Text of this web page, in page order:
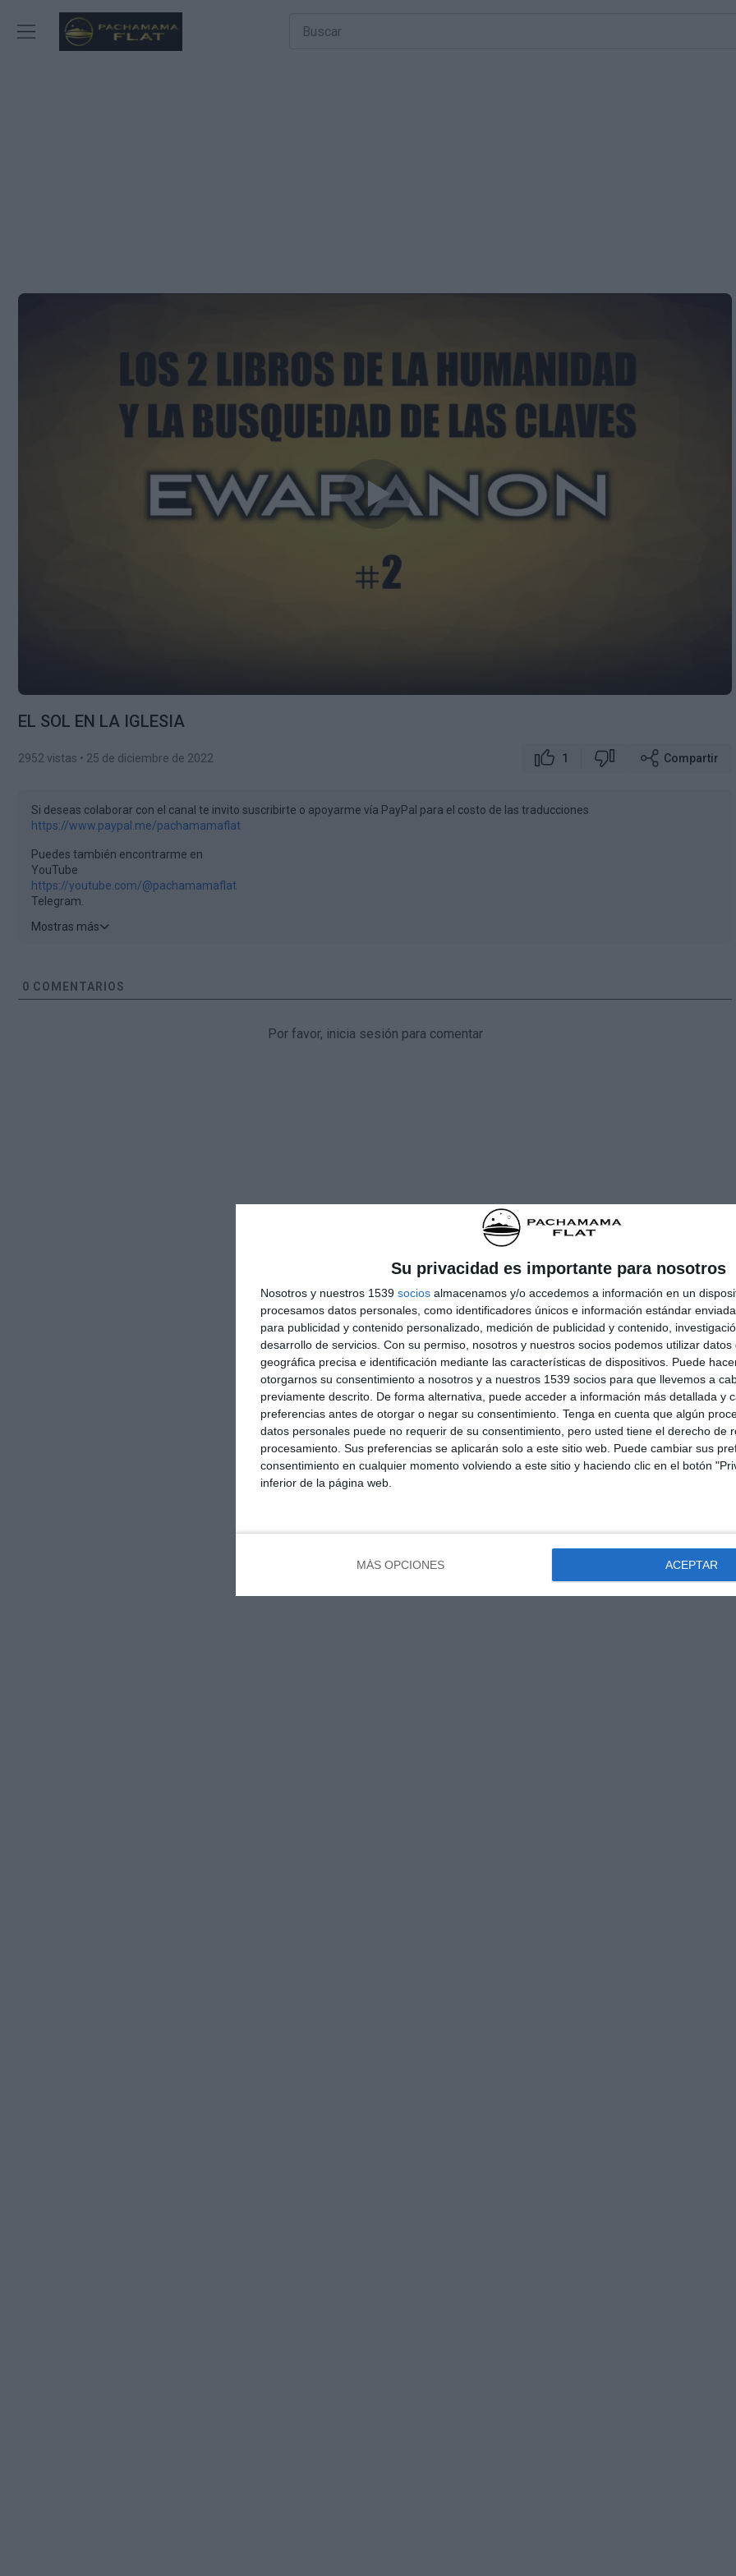
Su privacidad es importante para nosotros
Nosotros y nuestros 1539 socios almacenamos y/o accedemos a información en un
procesamos datos personales, como identificadores únicos e información estándar
para publicidad y contenido personalizado, medición de publicidad y contenido,
desarrollo de servicios. Con su permiso, nosotros y nuestros socios podemos utilizar datos
geográfica precisa e identificación mediante las características de dispositivos. Puede
otorgarnos su consentimiento a nosotros y a nuestros 1539 socios para que llevemos a
previamente descrito. De forma alternativa, puede acceder a información más detallada y
preferencias antes de otorgar o negar su consentimiento. Tenga en cuenta que algún
datos personales puede no requerir de su consentimiento, pero usted tiene el derecho de
procesamiento. Sus preferencias se aplicarán solo a este sitio web. Puede cambiar sus
consentimiento en cualquier momento volviendo a este sitio y haciendo clic en el botón
inferior de la página web.
MÁS OPCIONES ACEPTAR
EL SOL EN LA IGLESIA
2952 vistas • 25 de diciembre de 2022 1 Compartir
Si deseas colaborar con el canal te invito suscribirte o apoyarme vía PayPal para el costo de las traducciones
https://www.paypal.me/pachamamaflat
Puedes también encontrarme en
YouTube
https://youtube.com/@pachamamaflat
Telegram.
Instagram.
https://www.facebook.com/facedelpacha
Odysee
Mostras más
Por favor, inicia sesión para comentar
0 COMENTARIOS